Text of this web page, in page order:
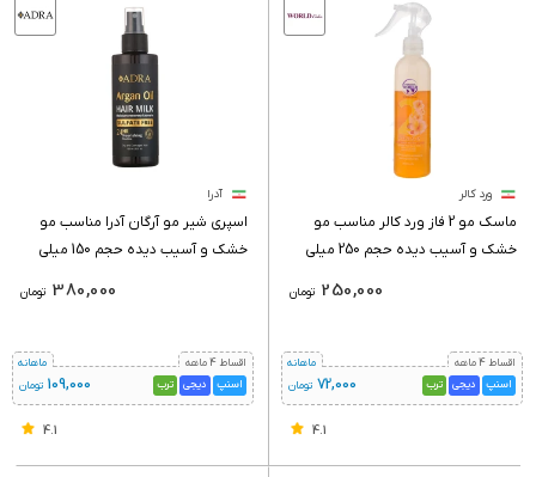
ورد کالر
ماسک مو 2 فاز ورد کالر مناسب مو
خشک و آسیب دیده حجم 250 میلی
تومان 250,000
اقساط 4 ماهه
اسنپ
دیجی ترب 72,000 تومان
ماهانه
4.1
آدرا
اسپری شیر مو آرگان آدرا مناسب مو
خشک و آسیب دیده حجم 150 میلی
تومان 380,000
اقساط 4 ماهه
اسنپ
دیجی ترب 109,000 تومان
ماهانه
4.1